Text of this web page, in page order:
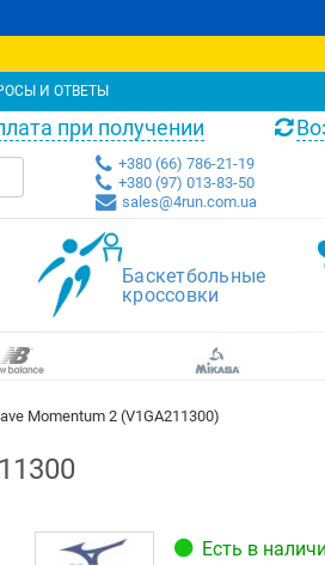
И ОТВЕТЫ
при получении
+380 (66) 786-21-19
+380 (97) 013-83-50
sales@4run.com.ua
Баскетбольные
кроссовки
Momentum 2 (V1GA211300)
Есть в